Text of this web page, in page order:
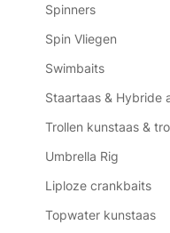
Spinners
Spin Vliegen
Swimbaits
Staartaas & Hybride
Trollen kunstaas &
Umbrella Rig
Liploze crankbaits
Topwater kunstaas